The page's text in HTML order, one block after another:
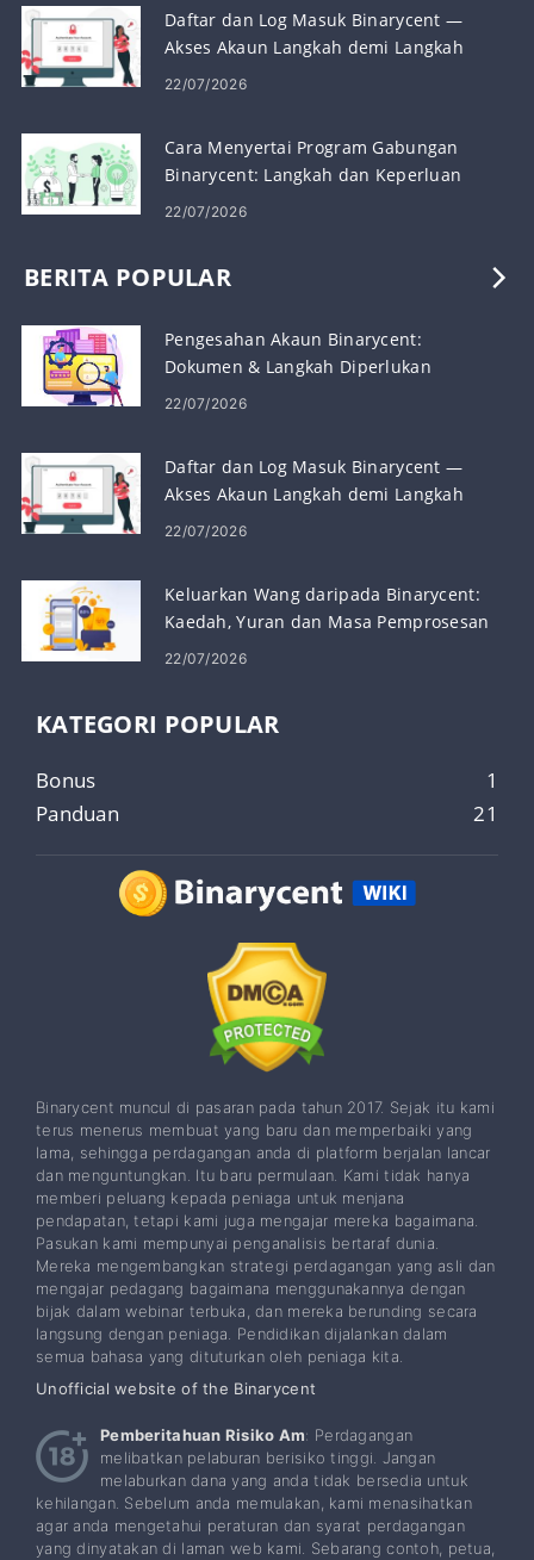
Daftar dan Log Masuk Binarycent —
Akses Akaun Langkah demi Langkah
22/07/2026
Cara Menyertai Program Gabungan
Binarycent: Langkah dan Keperluan
22/07/2026
BERITA POPULAR
Pengesahan Akaun Binarycent:
Dokumen & Langkah Diperlukan
22/07/2026
Daftar dan Log Masuk Binarycent —
Akses Akaun Langkah demi Langkah
22/07/2026
Keluarkan Wang daripada Binarycent:
Kaedah, Yuran dan Masa Pemprosesan
22/07/2026
KATEGORI POPULAR
Bonus
1
Panduan
21
Binarycent muncul di pasaran pada tahun 2017. Sejak itu kami
terus menerus membuat yang baru dan memperbaiki yang
lama, sehingga perdagangan anda di platform berjalan lancar
dan menguntungkan. Itu baru permulaan. Kami tidak hanya
memberi peluang kepada peniaga untuk menjana
pendapatan, tetapi kami juga mengajar mereka bagaimana.
Pasukan kami mempunyai penganalisis bertaraf dunia.
Mereka mengembangkan strategi perdagangan yang asli dan
mengajar pedagang bagaimana menggunakannya dengan
bijak dalam webinar terbuka, dan mereka berunding secara
langsung dengan peniaga. Pendidikan dijalankan dalam
semua bahasa yang dituturkan oleh peniaga kita.
Unofficial website of the Binarycent
Pemberitahuan Risiko Am: Perdagangan
melibatkan pelaburan berisiko tinggi. Jangan
melaburkan dana yang anda tidak bersedia untuk
kehilangan. Sebelum anda memulakan, kami menasihatkan
agar anda mengetahui peraturan dan syarat perdagangan
yang dinyatakan di laman web kami. Sebarang contoh, petua,